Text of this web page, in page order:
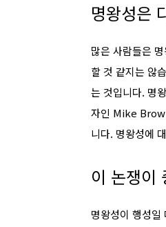
명왕성은
많은 사람들은
할 것 같지는 않
는 것입니다. 명
자인 Mike
니다. 명왕성에
이 논쟁이
명왕성이 행성일